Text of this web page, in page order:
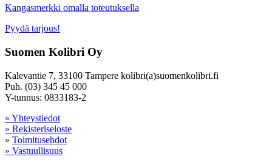
Kangasmerkki omalla toteutuksella
Pyydä tarjous!
Suomen Kolibri Oy
Kalevantie 7, 33100 Tampere kolibri(a)suomenkolibri.fi
Puh. (03) 345 45 000
Y-tunnus: 0833183-2
» Yhteystiedot
» Rekisteriseloste
» Toimitusehdot
» Vastuullisuus